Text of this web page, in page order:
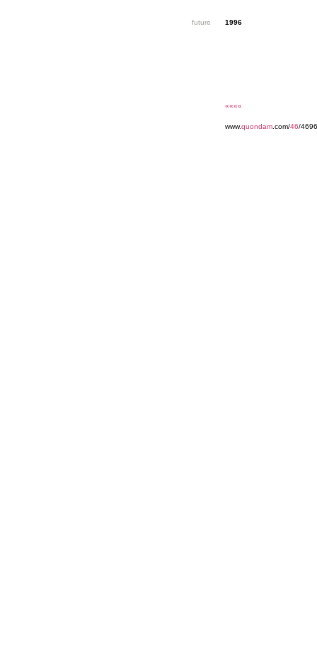
future 1996
««««
www.quondam .com/46/